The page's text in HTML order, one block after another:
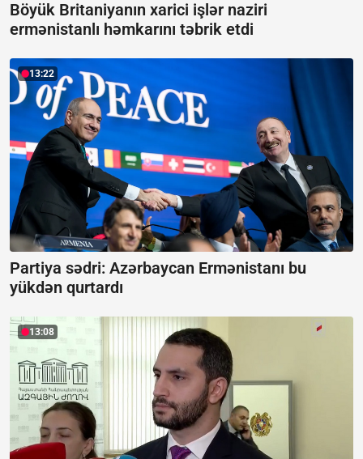
Böyük Britaniyanın xarici işlər naziri
ermənistanlı həmkarını təbrik etdi
13:22
Partiya sədri: Azərbaycan Ermənistanı bu
yükdən qurtardı
13:08